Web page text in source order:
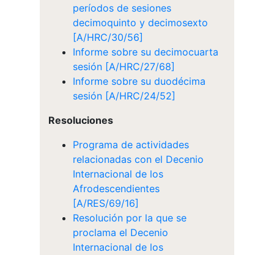
períodos de sesiones
decimoquinto y decimosexto
[A/HRC/30/56]
Informe sobre su decimocuarta
sesión [A/HRC/27/68]
Informe sobre su duodécima
sesión [A/HRC/24/52]
Resoluciones
Programa de actividades
relacionadas con el Decenio
Internacional de los
Afrodescendientes
[A/RES/69/16]
Resolución por la que se
proclama el Decenio
Internacional de los